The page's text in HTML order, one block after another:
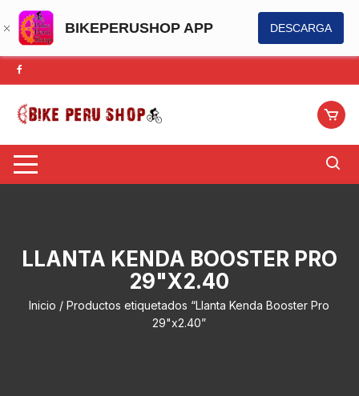
BIKEPERUSHOP APP DESCARGA
Saltar
al
contenido
LLANTA KENDA BOOSTER PRO
29"X2.40
Inicio / Productos etiquetados “Llanta Kenda Booster Pro
29"x2.40”